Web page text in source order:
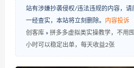
站有涉嫌抄袭侵权/违法违规的内容，请
一经查实，本站将立刻删除。 内容投诉
创客库 » 拼多多虚拟类实操教学，不用
小时可以稳定出单，每天收益2张